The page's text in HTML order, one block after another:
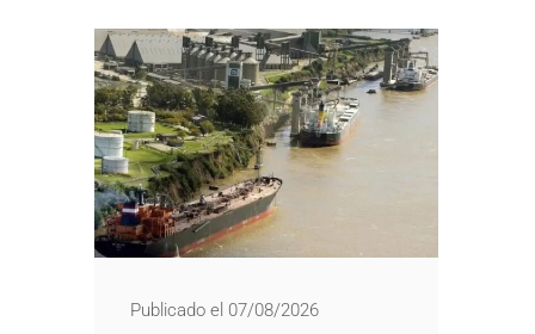
Publicado el 07/08/2026